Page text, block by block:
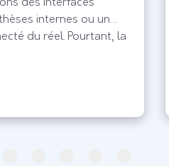
internes ou un
du réel. Pourtant, la
le verbatim. Ces